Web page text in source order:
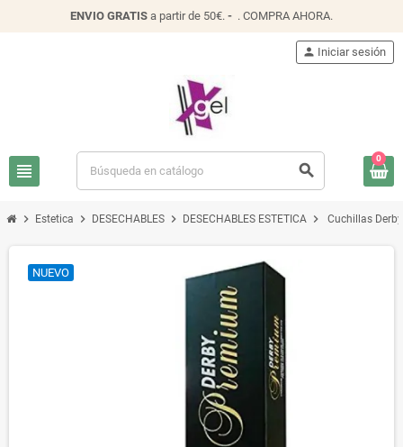
ENVIO GRATIS a partir de 50€. - . COMPRA AHORA.
view_headline search
person Iniciar sesión
0
chevron_right Estetica chevron_right DESECHABLES chevron_right DESECHABLES ESTETICA chevron_right Cuchillas
NUEVO